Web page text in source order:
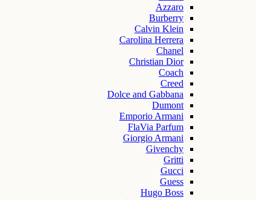
Azzaro
Burberry
Calvin Klein
Carolina Herrera
Chanel
Christian Dior
Coach
Creed
Dolce and Gabbana
Dumont
Emporio Armani
FlaVia Parfum
Giorgio Armani
Givenchy
Gritti
Gucci
Guess
Hugo Boss